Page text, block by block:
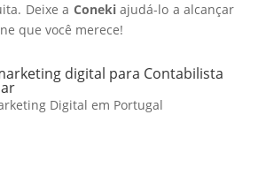
Deixe a Conekiajudá-lo a alcançar
que você merece!
digital para Contabilista
Digital em Portugal